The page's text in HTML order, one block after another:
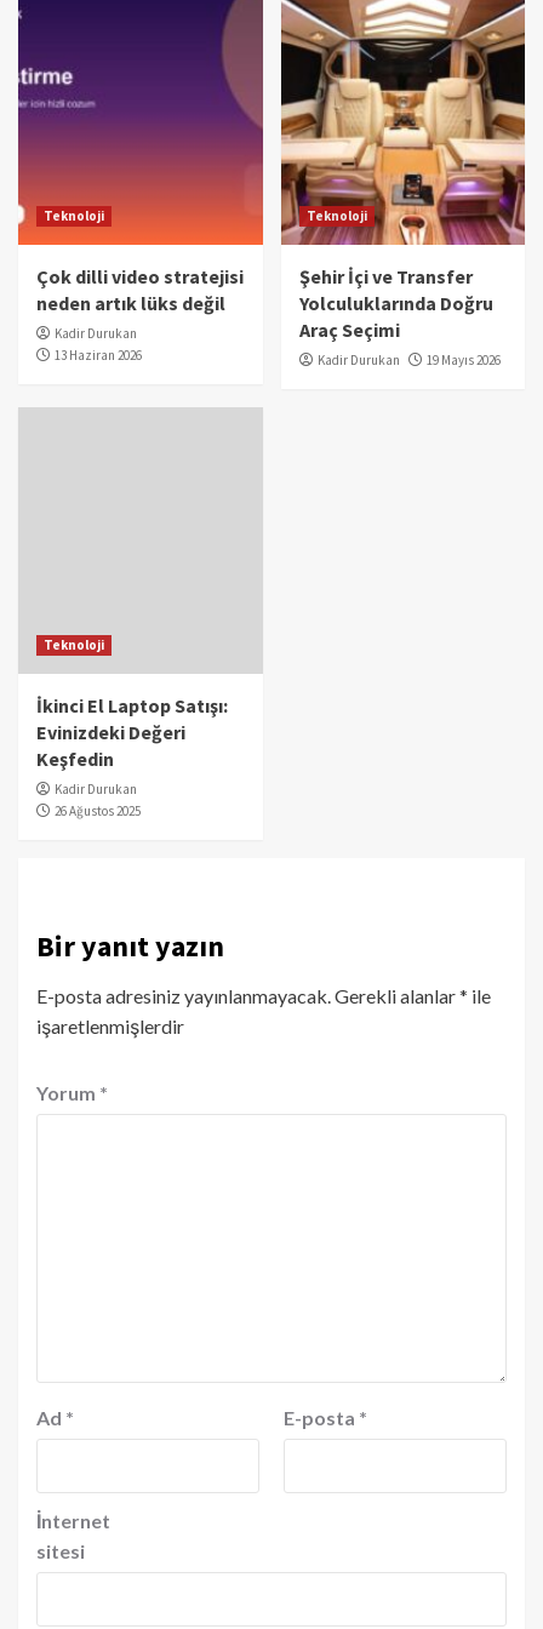
Teknoloji
Çok dilli video stratejisi
neden artık lüks değil
Kadir Durukan
13 Haziran 2026
Teknoloji
Şehir İçi ve Transfer
Yolculuklarında Doğru
Araç Seçimi
Kadir Durukan 19 Mayıs 2026
Teknoloji
İkinci El Laptop Satışı:
Evinizdeki Değeri
Keşfedin
Kadir Durukan
26 Ağustos 2025
Bir yanıt yazın
E-posta adresiniz yayınlanmayacak.Gerekli alanlar* ile
işaretlenmişlerdir
Yorum *
Ad * E-posta *
İnternet
sitesi